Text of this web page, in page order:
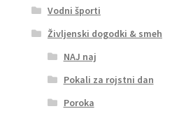
Vodni športi
Življenski dogodki & smeh
NAJ naj
Pokali za rojstni dan
Poroka